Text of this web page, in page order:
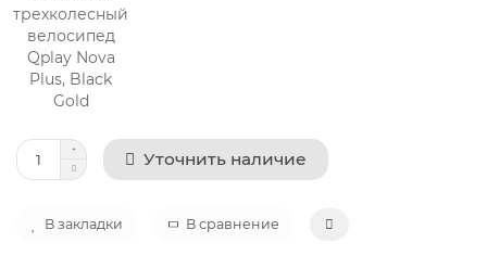
Уточнить наличие
В закладки В сравнение